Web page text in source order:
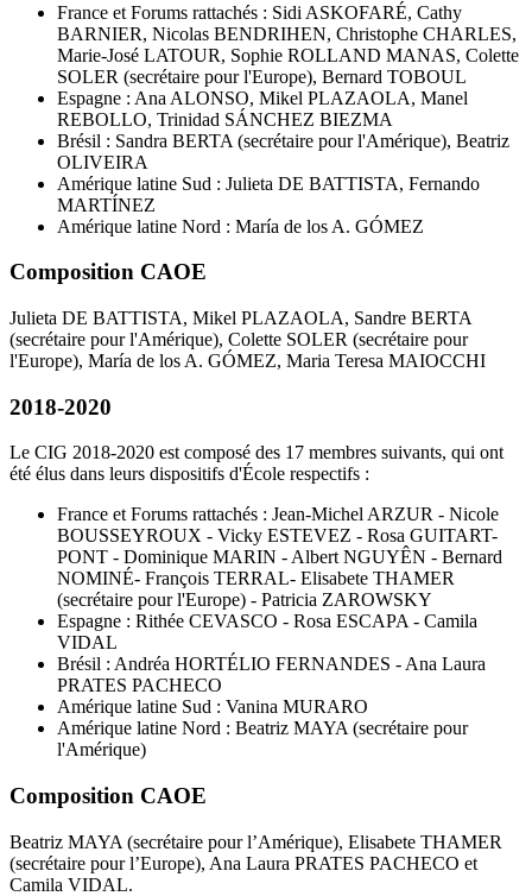
France et Forums rattachés : Sidi ASKOFARÉ, Cathy
BARNIER, Nicolas BENDRIHEN, Christophe CHARLES,
Marie-José LATOUR, Sophie ROLLAND MANAS, Colette
SOLER (secrétaire pour l'Europe), Bernard TOBOUL
Espagne : Ana ALONSO, Mikel PLAZAOLA, Manel
REBOLLO, Trinidad SÁNCHEZ BIEZMA
Brésil : Sandra BERTA (secrétaire pour l'Amérique), Beatriz
OLIVEIRA
Amérique latine Sud : Julieta DE BATTISTA, Fernando
MARTÍNEZ
Amérique latine Nord : María de los A. GÓMEZ
Composition CAOE
Julieta DE BATTISTA, Mikel PLAZAOLA, Sandre BERTA
(secrétaire pour l'Amérique), Colette SOLER (secrétaire pour
l'Europe), María de los A. GÓMEZ, Maria Teresa MAIOCCHI
2018-2020
Le CIG 2018-2020 est composé des 17 membres suivants, qui ont
été élus dans leurs dispositifs d'École respectifs :
France et Forums rattachés : Jean-Michel ARZUR - Nicole
BOUSSEYROUX - Vicky ESTEVEZ - Rosa GUITART-
PONT - Dominique MARIN - Albert NGUYÊN - Bernard
NOMINÉ- François TERRAL- Elisabete THAMER
(secrétaire pour l'Europe) - Patricia ZAROWSKY
Espagne : Rithée CEVASCO - Rosa ESCAPA - Camila
VIDAL
Brésil : Andréa HORTÉLIO FERNANDES - Ana Laura
PRATES PACHECO
Amérique latine Sud : Vanina MURARO
Amérique latine Nord : Beatriz MAYA (secrétaire pour
l'Amérique)
Composition CAOE
Beatriz MAYA (secrétaire pour l’Amérique), Elisabete THAMER
(secrétaire pour l’Europe), Ana Laura PRATES PACHECO et
Camila VIDAL.